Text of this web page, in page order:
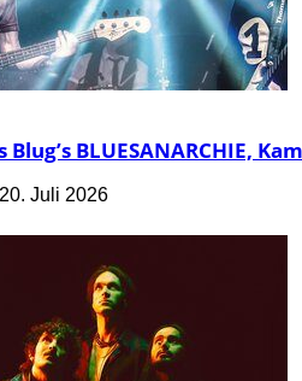
Blug’s BLUESANARCHIE,
20. Juli 2026